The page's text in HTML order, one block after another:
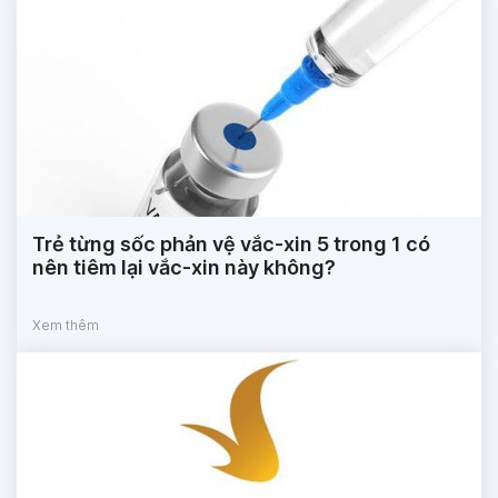
Trẻ từng sốc phản vệ vắc-xin 5 trong 1 có
nên tiêm lại vắc-xin này không?
Xem thêm